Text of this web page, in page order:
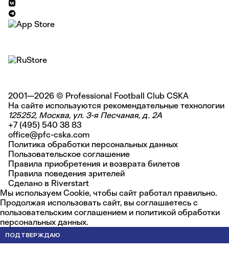
2001—2026 © Professional Football Club CSKA
На сайте используются рекомендательные технологии
125252, Москва, ул. 3-я Песчаная, д. 2А
+7 (495) 540 38 83
office@pfc-cska.com
Политика обработки персональных данных
Пользовательское соглашение
Правила приобретения и возврата билетов
Правила поведения зрителей
Сделано в Riverstart
Мы используем Cookie, чтобы сайт работал правильно.
Продолжая использовать сайт, вы соглашаетесь с
пользовательским соглашением и политикой обработки
персональных данных.
ПОДТВЕРЖДАЮ